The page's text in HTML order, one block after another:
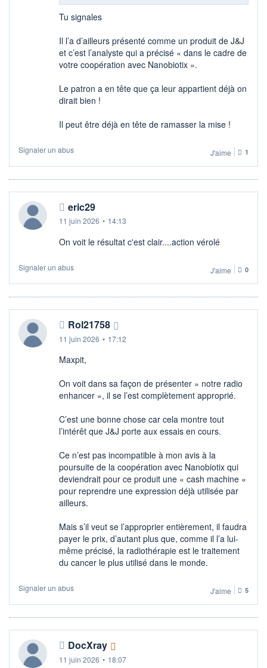
Tu signales
Il l’a d’ailleurs présenté comme un produit de J&J
et c’est l’analyste qui a précisé « dans le cadre de
votre coopération avec Nanobiotix ».
Le patron a en tête que ça leur appartient déjà on
dirait bien !
Il peut être déjà en tête de ramasser la mise !
Signaler un abus J'aime 1
eric29
11 juin 2026 • 14:13
On voit le résultat c'est clair....action vérolé
Signaler un abus J'aime 0
Rol21758
11 juin 2026 • 17:12
Maxpit,
On voit dans sa façon de présenter » notre radio
enhancer », il se l’est complètement approprié.
C’est une bonne chose car cela montre tout
l’intérêt que J&J porte aux essais en cours.
Ce n’est pas incompatible à mon avis à la
poursuite de la coopération avec Nanobiotix qui
deviendrait pour ce produit une « cash machine «
pour reprendre une expression déjà utilisée par
ailleurs.
Mais s’il veut se l’approprier entièrement, il faudra
payer le prix, d’autant plus que, comme il l’a lui-
même précisé, la radiothérapie est le traitement
du cancer le plus utilisé dans le monde.
Signaler un abus J'aime 5
DocXray
11 juin 2026 • 18:07